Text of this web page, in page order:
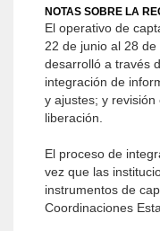
NOTAS SOBRE LA
El operativo de
22 de junio al 28
desarrolló a través
integración de
y ajustes; y
liberación.
El proceso de
vez que las
instrumentos de
Coordinaciones